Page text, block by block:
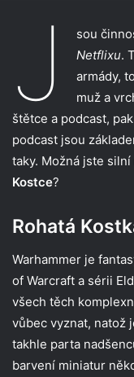
J
sou
Netflixu.
armády,
muž a
štětce a podcast,
podcast jsou
taky. Možná jste
Kostce?
Rohatá
Warhammer je
of Warcraft a sérii
všech těch
vůbec vyznat, natož
takhle parta
barvení miniatur